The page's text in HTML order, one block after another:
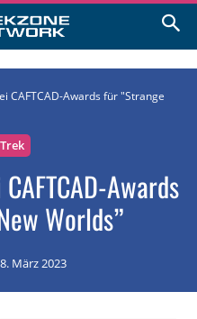
CAFTCAD-Awards für "Strange
Awards
Worlds”
8. März 2023